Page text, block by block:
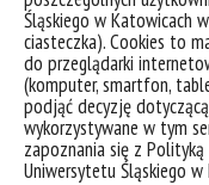
Śląskiego w Katowicach
ciasteczka). Cookies to
do przeglądarki
(komputer, smartfon,
podjąć decyzję
wykorzystywane w tym
zapoznania się z
Uniwersytetu Śląskiego w
Nauczyciele języków
jakie daje współpraca
Stale podnoszą swoje
konferencjach
badawczą i
kompetencje